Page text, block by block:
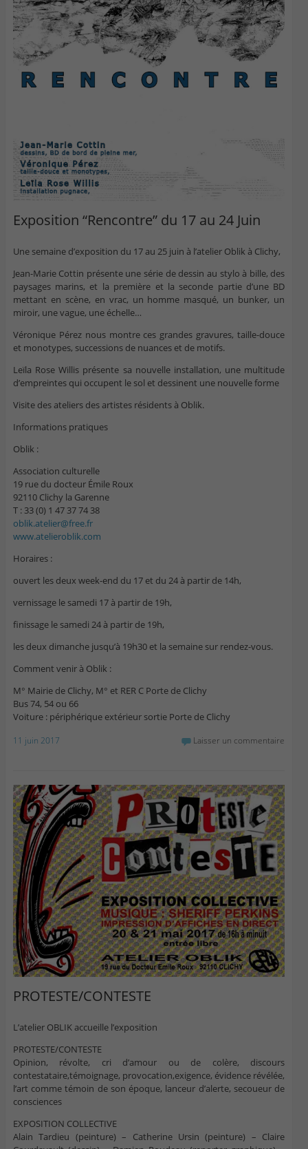
Exposition “Rencontre” du 17 au 24 Juin
Une semaine d’exposition du 17 au 25 juin à l’atelier Oblik à Clichy,
Jean-Marie Cottin présente une série de dessin au stylo à bille, des
paysages marins, et la première et la seconde partie d’une BD
mettant en scène, en vrac, un homme masqué, un bunker, un
miroir, une vague, une échelle…
Véronique Pérez nous montre ces grandes gravures, taille-douce
et monotypes, successions de nuances et de motifs.
Leïla Rose Willis présente sa nouvelle installation, une multitude
d’empreintes qui occupent le sol et dessinent une nouvelle forme
Visite des ateliers des artistes résidents à Oblik.
Informations pratiques
Oblik :
Association culturelle
19 rue du docteur Émile Roux
92110 Clichy la Garenne
T : 33 (0) 1 47 37 74 38
oblik.atelier@free.fr
www.atelieroblik.com
Horaires :
ouvert les deux week-end du 17 et du 24 à partir de 14h,
vernissage le samedi 17 à partir de 19h,
finissage le samedi 24 à partir de 19h,
les deux dimanche jusqu’à 19h30 et la semaine sur rendez-vous.
Comment venir à Oblik :
M° Mairie de Clichy, M° et RER C Porte de Clichy
Bus 74, 54 ou 66
Voiture : périphérique extérieur sortie Porte de Clichy
11 juin 2017 Laisser un commentaire
PROTESTE/CONTESTE
L’atelier OBLIK accueille l’exposition
PROTESTE/CONTESTE
Opinion, révolte, cri d’amour ou de colère, discours
contestataire,témoignage, provocation,exigence, évidence révélée,
l’art comme témoin de son époque, lanceur d’alerte, secoueur de
consciences
EXPOSITION COLLECTIVE
Alain Tardieu (peinture) – Catherine Ursin (peinture) – Claire